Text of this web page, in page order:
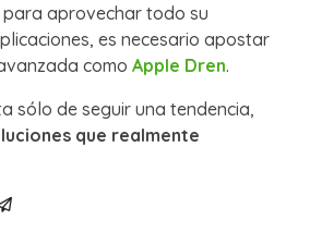
para aprovechar todo su
es necesario apostar
como Apple Dren.
sólo de seguir una tendencia,
que realmente